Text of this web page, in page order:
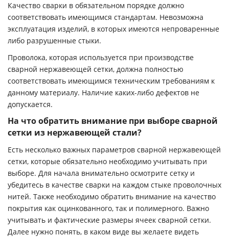
Качество сварки в обязательном порядке должно
соответствовать имеющимся стандартам. Невозможна
эксплуатация изделий, в которых имеются непроваренные
либо разрушенные стыки.
Проволока, которая используется при производстве
сварной нержавеющей сетки, должна полностью
соответствовать имеющимся техническим требованиям к
данному материалу. Наличие каких-либо дефектов не
допускается.
На что обратить внимание при выборе сварной
сетки из нержавеющей стали?
Есть несколько важных параметров сварной нержавеющей
сетки, которые обязательно необходимо учитывать при
выборе. Для начала внимательно осмотрите сетку и
убедитесь в качестве сварки на каждом стыке проволочных
нитей. Также необходимо обратить внимание на качество
покрытия как оцинкованного, так и полимерного. Важно
учитывать и фактические размеры ячеек сварной сетки.
Далее нужно понять, в каком виде вы желаете видеть